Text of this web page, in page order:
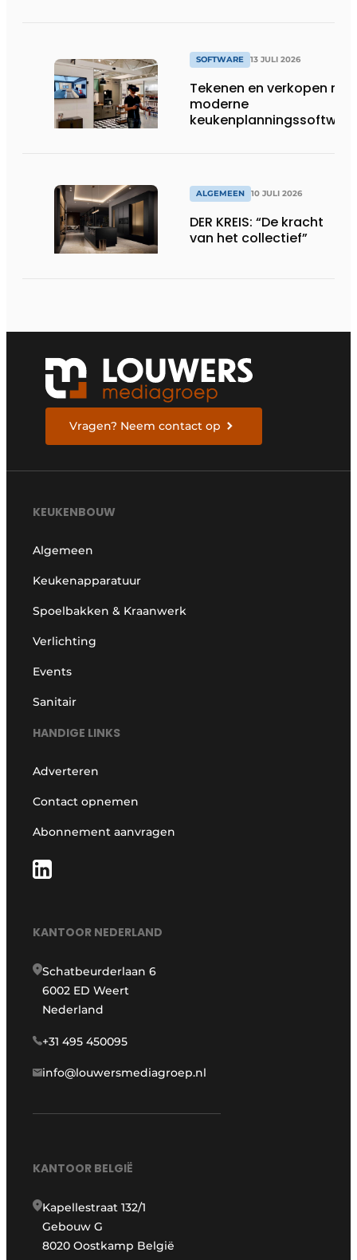
SOFTWARE 13 JULI 2026
Tekenen en verkopen met
moderne
keukenplanningssoftware
ALGEMEEN 10 JULI 2026
DER KREIS: “De kracht
van het collectief”
Vragen? Neem contact op
KEUKENBOUW
Algemeen
Keukenapparatuur
Spoelbakken & Kraanwerk
Verlichting
Events
Sanitair
HANDIGE LINKS
Adverteren
Contact opnemen
Abonnement aanvragen
KANTOOR NEDERLAND
Schatbeurderlaan 6
6002 ED Weert
Nederland
+31 495 450095
info@louwersmediagroep.nl
KANTOOR BELGIË
Kapellestraat 132/1
Gebouw G
8020 Oostkamp België